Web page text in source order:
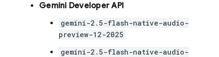
Gemini Developer API
gemini-2.5-flash-native-audio-
preview-12-2025
gemini-2.5-flash-native-audio-